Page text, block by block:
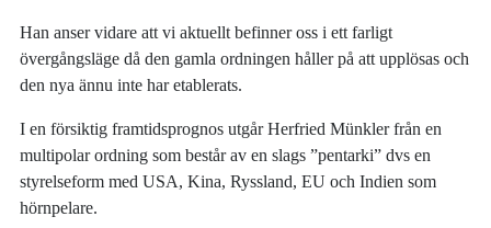
Han anser vidare att vi aktuellt befinner oss i ett farligt
övergångsläge då den gamla ordningen håller på att upplösas och
den nya ännu inte har etablerats.
I en försiktig framtidsprognos utgår Herfried Münkler från en
multipolar ordning som består av en slags ”pentarki” dvs en
styrelseform med USA, Kina, Ryssland, EU och Indien som
hörnpelare.